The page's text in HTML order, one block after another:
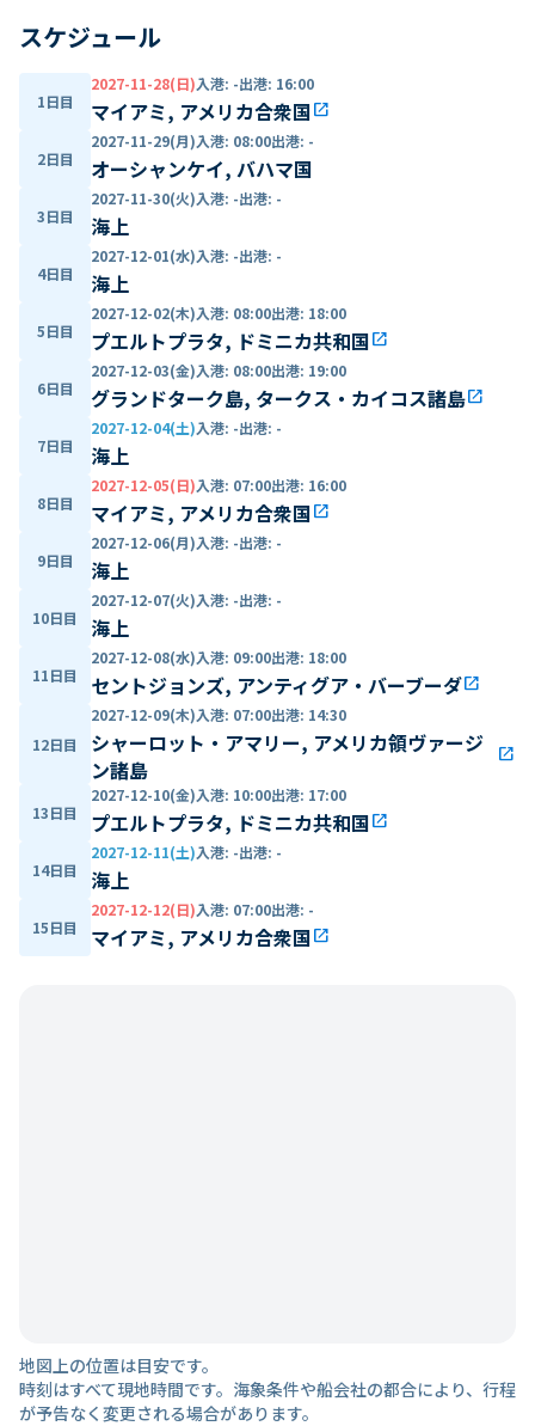
スケジュール
1日目
2027-11-28(日)入港: -出港: 16:00
マイアミ, アメリカ合衆国open_in_new
2日目
2027-11-29(月)入港: 08:00出港: -
オーシャンケイ, バハマ国
3日目
2027-11-30(火)入港: -出港: -
海上
4日目
2027-12-01(水)入港: -出港: -
海上
5日目
2027-12-02(木)入港: 08:00出港: 18:00
プエルトプラタ, ドミニカ共和国open_in_new
6日目
2027-12-03(金)入港: 08:00出港: 19:00
グランドターク島, タークス・カイコス諸島open_in_new
7日目
2027-12-04(土)入港: -出港: -
海上
8日目
2027-12-05(日)入港: 07:00出港: 16:00
マイアミ, アメリカ合衆国open_in_new
9日目
2027-12-06(月)入港: -出港: -
海上
10日目
2027-12-07(火)入港: -出港: -
海上
11日目
2027-12-08(水)入港: 09:00出港: 18:00
セントジョンズ, アンティグア・バーブーダopen_in_new
12日目
2027-12-09(木)入港: 07:00出港: 14:30
シャーロット・アマリー, アメリカ領ヴァージ
ン諸島
open_in_new
13日目
2027-12-10(金)入港: 10:00出港: 17:00
プエルトプラタ, ドミニカ共和国open_in_new
14日目
2027-12-11(土)入港: -出港: -
海上
15日目
2027-12-12(日)入港: 07:00出港: -
マイアミ, アメリカ合衆国open_in_new
地図上の位置は目安です。
時刻はすべて現地時間です。海象条件や船会社の都合により、行程
が予告なく変更される場合があります。